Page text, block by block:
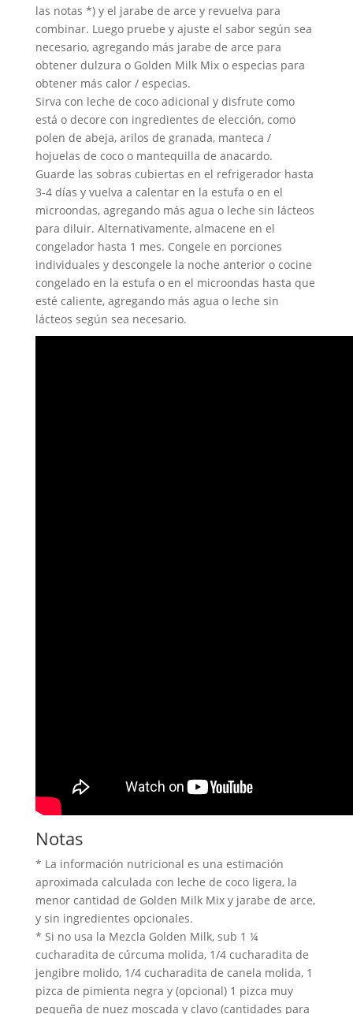
las notas *) y el jarabe de arce y revuelva para
combinar. Luego pruebe y ajuste el sabor según sea
necesario, agregando más jarabe de arce para
obtener dulzura o Golden Milk Mix o especias para
obtener más calor / especias.
Sirva con leche de coco adicional y disfrute como
está o decore con ingredientes de elección, como
polen de abeja, arilos de granada, manteca /
hojuelas de coco o mantequilla de anacardo.
Guarde las sobras cubiertas en el refrigerador hasta
3-4 días y vuelva a calentar en la estufa o en el
microondas, agregando más agua o leche sin lácteos
para diluir. Alternativamente, almacene en el
congelador hasta 1 mes. Congele en porciones
individuales y descongele la noche anterior o cocine
congelado en la estufa o en el microondas hasta que
esté caliente, agregando más agua o leche sin
lácteos según sea necesario.
Notas
* La información nutricional es una estimación
aproximada calculada con leche de coco ligera, la
menor cantidad de Golden Milk Mix y jarabe de arce,
y sin ingredientes opcionales.
* Si no usa la Mezcla Golden Milk, sub 1 ¼
cucharadita de cúrcuma molida, 1/4 cucharadita de
jengibre molido, 1/4 cucharadita de canela molida, 1
pizca de pimienta negra y (opcional) 1 pizca muy
pequeña de nuez moscada y clavo (cantidades para